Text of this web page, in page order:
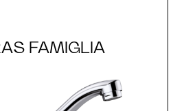
FAMIGLIA